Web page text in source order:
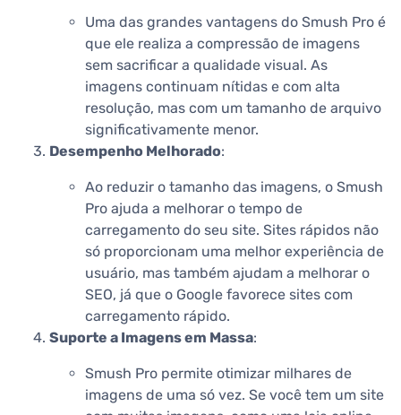
Uma das grandes vantagens do Smush Pro é
que ele realiza a compressão de imagens
sem sacrificar a qualidade visual. As
imagens continuam nítidas e com alta
resolução, mas com um tamanho de arquivo
significativamente menor.
Desempenho Melhorado:
Ao reduzir o tamanho das imagens, o Smush
Pro ajuda a melhorar o tempo de
carregamento do seu site. Sites rápidos não
só proporcionam uma melhor experiência de
usuário, mas também ajudam a melhorar o
SEO, já que o Google favorece sites com
carregamento rápido.
Suporte a Imagens em Massa:
Smush Pro permite otimizar milhares de
imagens de uma só vez. Se você tem um site